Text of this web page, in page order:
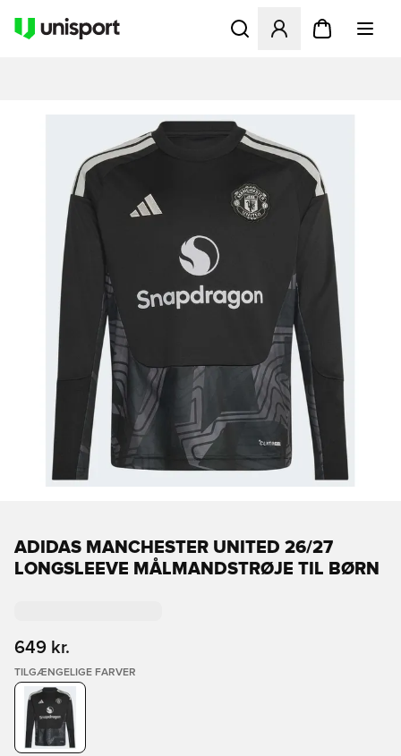
Åbner en Modal til at
ADIDAS MANCHESTER UNITED 26/27
LONGSLEEVE MÅLMANDSTRØJE TIL BØRN
649 kr.
TILGÆNGELIGE FARVER